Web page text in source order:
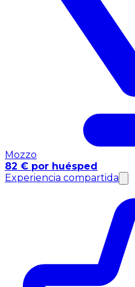
Mozzo
82 € por huésped
Experiencia compartida